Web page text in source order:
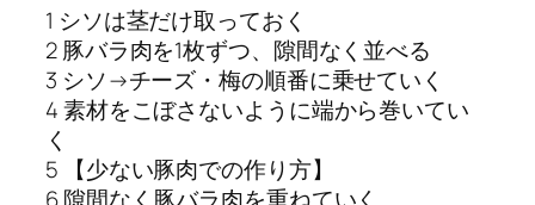
1 シソは茎だけ取っておく
2 豚バラ肉を1枚ずつ、隙間なく並べる
3 シソ→チーズ・梅の順番に乗せていく
4 素材をこぼさないように端から巻いてい
く
5 【少ない豚肉での作り方】